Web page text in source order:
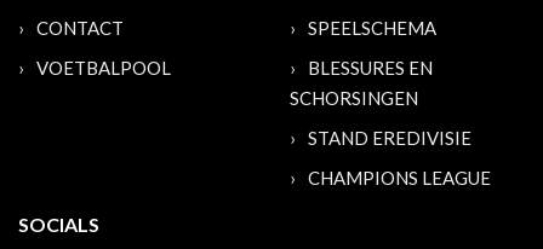
CONTACT
VOETBALPOOL
SPEELSCHEMA
BLESSURES EN
SCHORSINGEN
STAND EREDIVISIE
CHAMPIONS LEAGUE
SOCIALS